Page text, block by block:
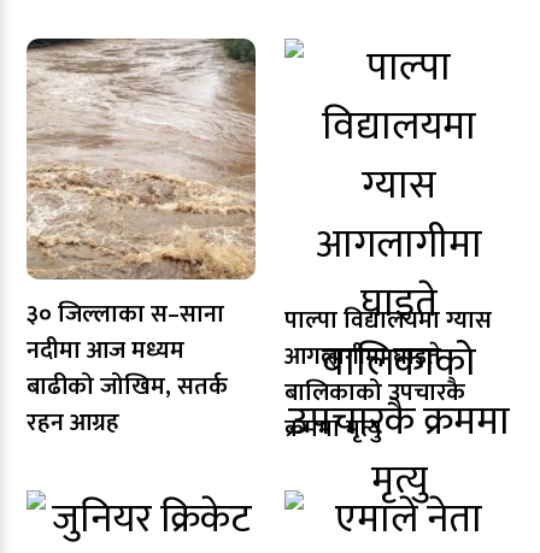
३० जिल्लाका स–साना
नदीमा आज मध्यम
बाढीको जोखिम, सतर्क
रहन आग्रह
पाल्पा विद्यालयमा ग्यास
आगलागीमा घाइते
बालिकाको उपचारकै
क्रममा मृत्यु